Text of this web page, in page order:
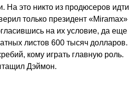
На это никто из продюсеров идти
только президент «Miramax»
на их условие, да еще
листов 600 тысяч долларов.
кому играть главную роль.
Дэймон.